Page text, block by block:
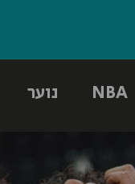
NBA נוער